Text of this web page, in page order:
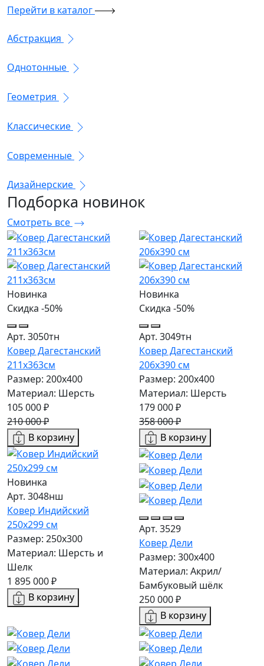
Перейти в каталог
Абстракция
Однотонные
Геометрия
Классические
Современные
Дизайнерские
Подборка новинок
Смотреть все
Новинка
Скидка -50%
Арт. 3050тн
Ковер Дагестанский
211x363см
Размер: 200х400
Материал: Шерсть
105 000 ₽
210 000 ₽
В корзину
Новинка
Скидка -50%
Арт. 3049тн
Ковер Дагестанский
206x390 см
Размер: 200х400
Материал: Шерсть
179 000 ₽
358 000 ₽
В корзину
Новинка
Арт. 3048нш
Ковер Индийский
250x299 см
Размер: 250x300
Материал: Шерсть и
Шелк
1 895 000 ₽
В корзину
Арт. 3529
Ковер Дели
Размер: 300х400
Материал: Акрил/
Бамбуковый шёлк
250 000 ₽
В корзину